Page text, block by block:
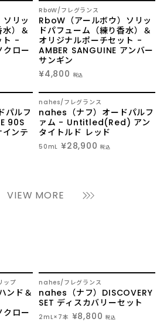
こちらでご確認ください。
FAQ
SHOPに関するよくあるご質
問はこちらでご確認くださ
い。
リッ
水）＆
ト -
クロー
NEW
RboW フレグランス
RboW（アールボウ）ソリッ
ドパフューム（練り香水）＆
オリジナルポーチセット -
AMBER SANGUINE アンバー
サンギン
¥4,800
税込
パルフ
90S
ンテ
nahes フレグランス
nahes（ナフ）オードパルフ
ァム - Untitled(Red) アン
タイトルド レッド
50mL ¥28,900 税込
VIEW MORE
ップ
ンド＆
クロー
2/
nahes フレグランス
nahes（ナフ）DISCOVERY
SET ディスカバリーセット
2mL×7本 ¥8,800 税込